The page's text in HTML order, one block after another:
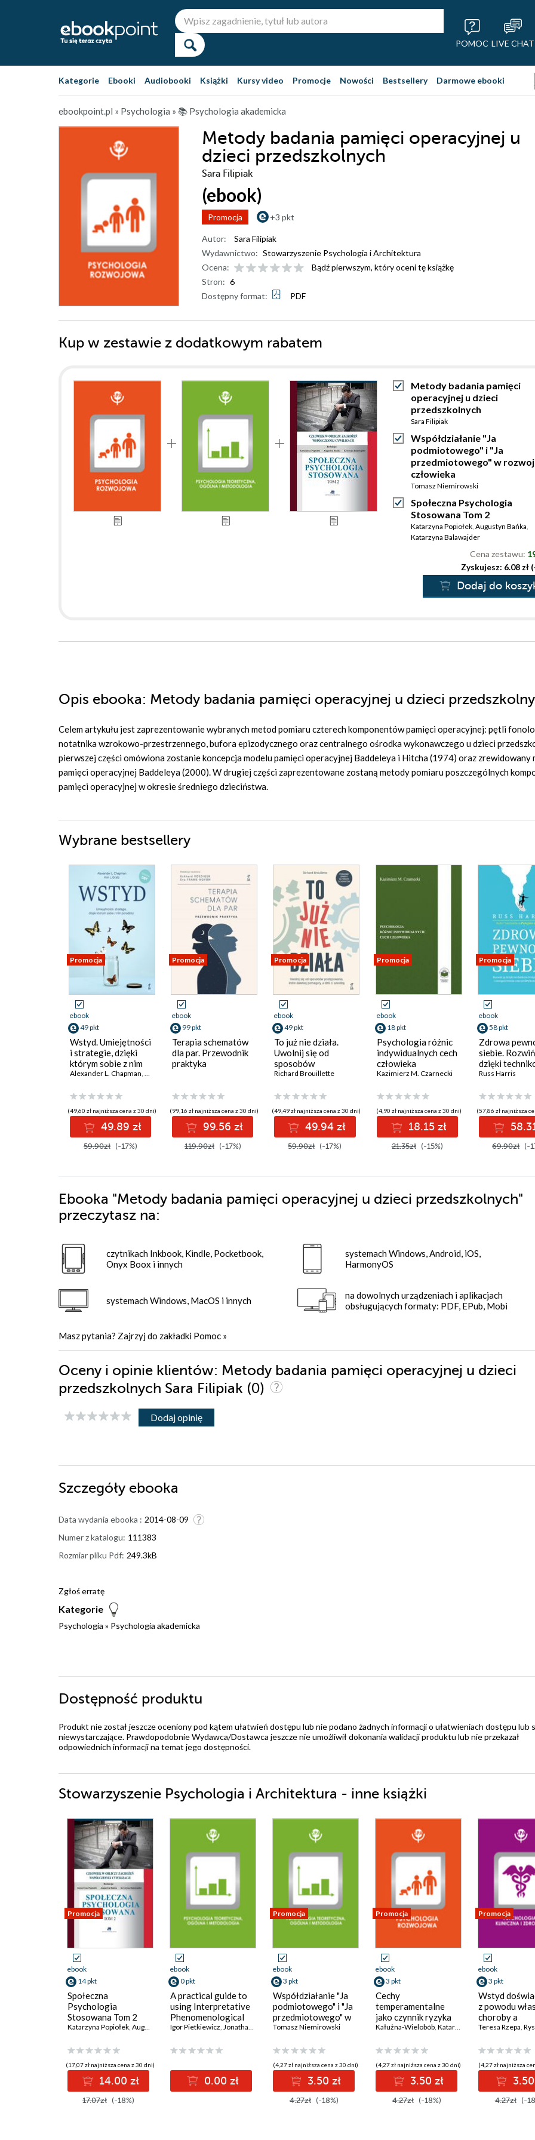
POMOC LIVE CHAT
Kategorie Ebooki Audiobooki Książki Kursy video Promocje Nowości Bestsellery Darmowe ebooki
ebookpoint.pl » Psychologia » 📚 Psychologia akademicka
Metody badania pamięci operacyjnej u
dzieci przedszkolnych
Sara Filipiak
(ebook)
Promocja +3 pkt
Autor:
Sara Filipiak
Wydawnictwo: Stowarzyszenie Psychologia i Architektura
Ocena:
Bądź pierwszym, który oceni tę książkę
Stron: 6
Dostępny format:
PDF
Kup w zestawie z dodatkowym rabatem
Metody badania pamięci
operacyjnej u dzieci
przedszkolnych
Sara Filipiak
Współdziałanie "Ja
podmiotowego" i "Ja
przedmiotowego" w
człowieka
Tomasz Niemirowski
Społeczna Psychologia
Stosowana Tom 2
Katarzyna Popiołek, Augustyn Bańka,
Katarzyna Balawajder
Cena zestawu:
Zyskujesz: 6.08 zł
Dodaj do
Opis ebooka: Metody badania pamięci operacyjnej u dzieci
Celem artykułu jest zaprezentowanie wybranych metod pomiaru czterech komponentów pamięci operacyjnej: pętli
notatnika wzrokowo-przestrzennego, bufora epizodycznego oraz centralnego ośrodka wykonawczego u dzieci
pierwszej części omówiona zostanie koncepcja modelu pamięci operacyjnej Baddeleya i Hitcha (1974) oraz zrewidowany
pamięci operacyjnej Baddeleya (2000). W drugiej części zaprezentowane zostaną metody pomiaru poszczególnych
pamięci operacyjnej w okresie średniego dzieciństwa.
Wybrane bestsellery
Promocja
ebook
49 pkt
Wstyd. Umiejętności
i strategie, dzięki
którym sobie z nim
poradzisz
Alexander L. Chapman, Kim L. Gratz
(49,60 zł najniższa cena z 30 dni)
49.89 zł
59.90zł (-17%)
Promocja
ebook
99 pkt
Terapia schematów
dla par. Przewodnik
praktyka
(99,16 zł najniższa cena z 30 dni)
99.56 zł
119.90zł (-17%)
Promocja
ebook
49 pkt
To już nie działa.
Uwolnij się od
sposobów
postępowania, które
dziś ci szkodzą
Richard Brouillette
(49,49 zł najniższa cena z 30 dni)
49.94 zł
59.90zł (-17%)
Promocja
ebook
18 pkt
Psychologia różnic
indywidualnych cech
człowieka
Kazimierz M. Czarnecki
(4,90 zł najniższa cena z 30 dni)
18.15 zł
21.35zł (-15%)
Promocja
ebook
58 pkt
Zdrowa
siebie.
dzięki
terapii
praktykom
uważności
Russ Harris
(57,86 zł najniższa
69.90zł (-
Ebooka "Metody badania pamięci operacyjnej u dzieci przedszkolnych"
przeczytasz na:
czytnikach Inkbook, Kindle, Pocketbook,
Onyx Boox i innych
systemach Windows, MacOS i innych
systemach Windows, Android, iOS,
HarmonyOS
na dowolnych urządzeniach i aplikacjach
obsługujących formaty: PDF, EPub, Mobi
Masz pytania? Zajrzyj do zakładki Pomoc »
Oceny i opinie klientów: Metody badania pamięci operacyjnej u dzieci
przedszkolnych Sara Filipiak (0)
Dodaj opinię
Szczegóły ebooka
Data wydania ebooka : 2014-08-09
Numer z katalogu: 111383
Rozmiar pliku Pdf: 249.3kB
Zgłoś erratę
Kategorie
Psychologia » Psychologia akademicka
Dostępność produktu
Produkt nie został jeszcze oceniony pod kątem ułatwień dostępu lub nie podano żadnych informacji o ułatwieniach dostępu lub
niewystarczające. Prawdopodobnie Wydawca/Dostawca jeszcze nie umożliwił dokonania walidacji produktu lub nie przekazał
odpowiednich informacji na temat jego dostępności.
Stowarzyszenie Psychologia i Architektura - inne książki
Promocja
ebook
14 pkt
Społeczna
Psychologia
Stosowana Tom 2
Katarzyna Popiołek, Augustyn Bańka ,Katarzyna Balawajder
(17,07 zł najniższa cena z 30 dni)
14.00 zł
17.07zł (-18%)
ebook
0 pkt
A practical guide to
using Interpretative
Phenomenological
Analysis in
psychology
Igor Pietkiewicz, Jonathan A. Smith
0.00 zł
Promocja
ebook
3 pkt
Współdziałanie "Ja
podmiotowego" i "Ja
przedmiotowego" w
rozwoju człowieka
Tomasz Niemirowski
(4,27 zł najniższa cena z 30 dni)
3.50 zł
4.27zł (-18%)
Promocja
ebook
3 pkt
Cechy
temperamentalne
jako czynnik ryzyka
patologicznego
Kałużna-Wielobób, Katarzyna Prochwicz
(4,27 zł najniższa cena z 30 dni)
3.50 zł
4.27zł (-18%)
Promocja
ebook
3 pkt
Wstyd
z powodu
choroby a
satysfakcja
Teresa Rzepa,
(4,27 zł najniższa
4.27zł (-